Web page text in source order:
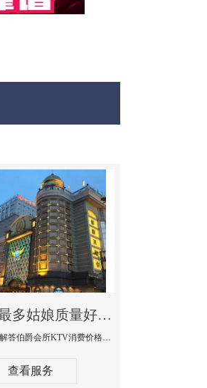
宁阳妹子最多姑娘质量好的真空夜总会KTV-伯爵会所KTV消费点评
本文详细为你解答伯爵会所KTV消费价格点评，更多关于妹子最多姑娘质量好的真空夜总会KTV免费咨询1312 0333301微信同步！
查看服务